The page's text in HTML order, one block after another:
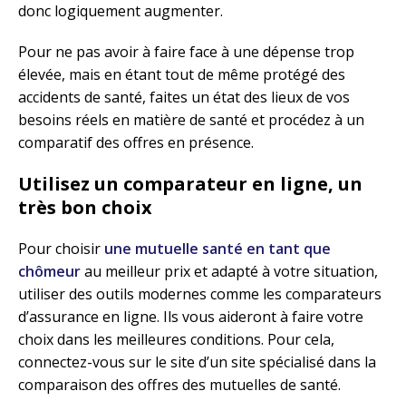
donc logiquement augmenter.
Pour ne pas avoir à faire face à une dépense trop
élevée, mais en étant tout de même protégé des
accidents de santé, faites un état des lieux de vos
besoins réels en matière de santé et procédez à un
comparatif des offres en présence.
Utilisez un comparateur en ligne, un
très bon choix
Pour choisir une mutuelle santé en tant que
chômeurau meilleur prix et adapté à votre situation,
utiliser des outils modernes comme les comparateurs
d’assurance en ligne. Ils vous aideront à faire votre
choix dans les meilleures conditions. Pour cela,
connectez-vous sur le site d’un site spécialisé dans la
comparaison des offres des mutuelles de santé.